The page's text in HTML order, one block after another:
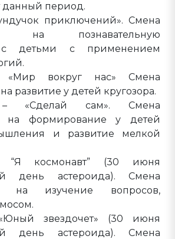
данный период.
приключений». Смена
на познавательную
с детьми с применением
вокруг нас» Смена
развитие у детей кругозора.
«Сделай сам». Смена
на формирование у детей
и развитие мелкой
космонавт” (30 июня
день астероида). Смена
на изучение вопросов,
звездочет» (30 июня
день астероида). Смена